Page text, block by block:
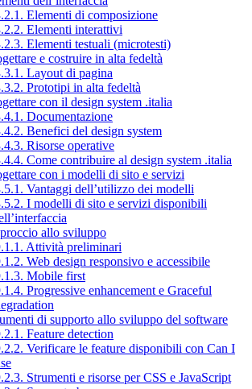
Elementi di composizione
Elementi interattivi
Elementi testuali (microtesti)
e costruire in alta fedeltà
Layout di pagina
Prototipi in alta fedeltà
con il design system .italia
Documentazione
Benefici del design system
Risorse operative
Come contribuire al design system .italia
con i modelli di sito e servizi
Vantaggi dell’utilizzo dei modelli
I modelli di sito e servizi disponibili
allo sviluppo
Attività preliminari
Web design responsivo e accessibile
Mobile first
Progressive enhancement e Graceful
di supporto allo sviluppo del software
Feature detection
Verificare le feature disponibili con Can I
Strumenti e risorse per CSS e JavaScript